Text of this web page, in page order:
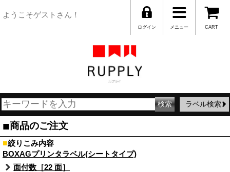
ようこそゲストさん！
CART
メニュー
ログイン
ラベル検索
■商品のご注文
■絞りこみ内容
BOXAGプリンタラベル(シートタイプ)
面付数［22 面］